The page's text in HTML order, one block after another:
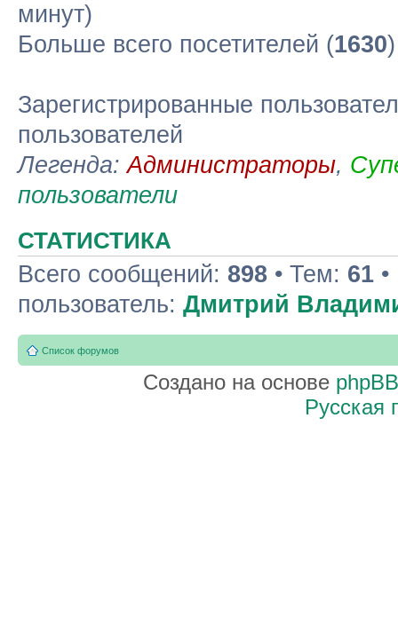
минут)
Больше всего посетителей (1630
Зарегистрированные
пользователей
Легенда:Администраторы,
пользователи
СТАТИСТИКА
Всего сообщений: 898 • Тем: 61
пользователь: Дмитрий
Список форумов
Создано на основе phpBB
Русская